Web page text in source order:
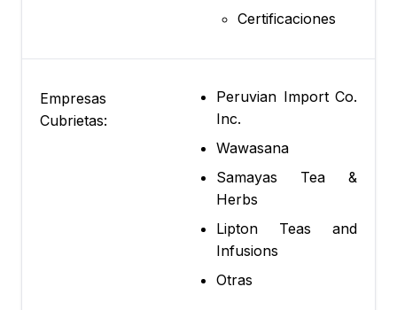
Certificaciones
Empresas
Cubrietas:
Peruvian Import Co.
Inc.
Wawasana
Samayas Tea &
Herbs
Lipton Teas and
Infusions
Otras